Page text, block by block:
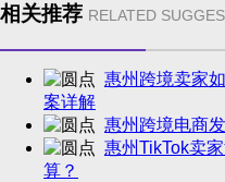
相关推荐 RELATED
惠州跨境卖家
案详解
惠州跨境电商
惠州TikTok卖
算？